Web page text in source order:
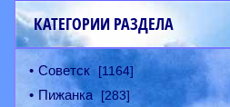
КАТЕГОРИИ РАЗДЕЛА
Советск [1164]
Пижанка [283]